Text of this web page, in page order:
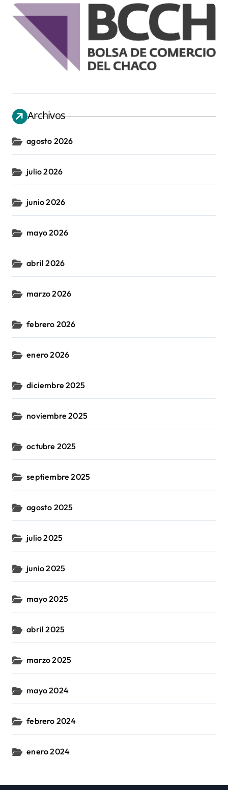
Archivos
agosto 2026
julio 2026
junio 2026
mayo 2026
abril 2026
marzo 2026
febrero 2026
enero 2026
diciembre 2025
noviembre 2025
octubre 2025
septiembre 2025
agosto 2025
julio 2025
junio 2025
mayo 2025
abril 2025
marzo 2025
mayo 2024
febrero 2024
enero 2024